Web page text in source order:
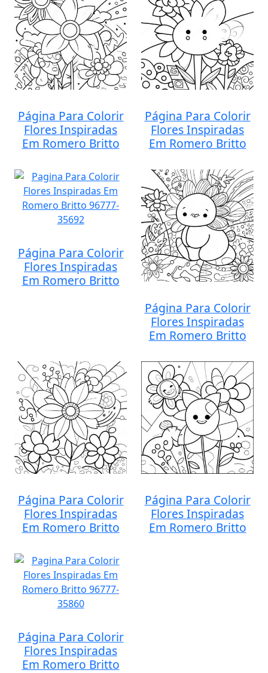
Página Para Colorir
Flores Inspiradas
Em Romero Britto
Página Para Colorir
Flores Inspiradas
Em Romero Britto
Página Para Colorir
Flores Inspiradas
Em Romero Britto
Página Para Colorir
Flores Inspiradas
Em Romero Britto
Página Para Colorir
Flores Inspiradas
Em Romero Britto
Página Para Colorir
Flores Inspiradas
Em Romero Britto
Página Para Colorir
Flores Inspiradas
Em Romero Britto